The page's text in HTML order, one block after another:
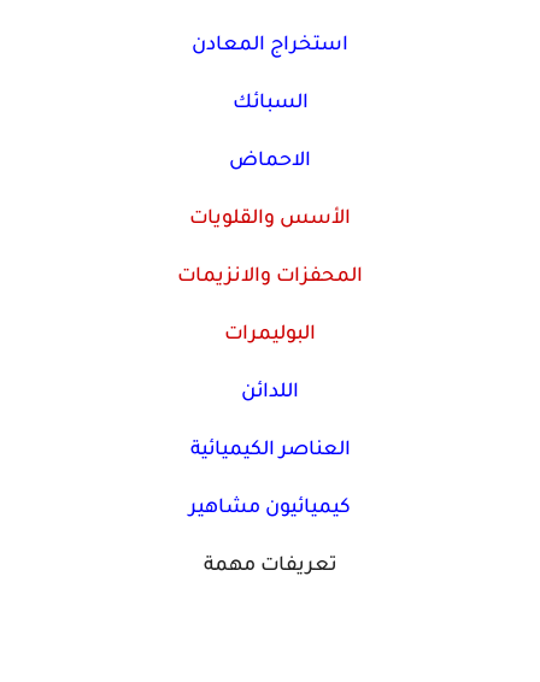
استخراج المعادن
السبائك
الاحماض
الأسس والقلويات
المحفزات والانزيمات
البوليمرات
اللدائن
العناصر الكيميائية
كيميائيون مشاهير
تعريفات مهمة